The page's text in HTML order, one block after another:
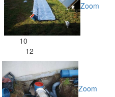
Zoom
12
Zoom